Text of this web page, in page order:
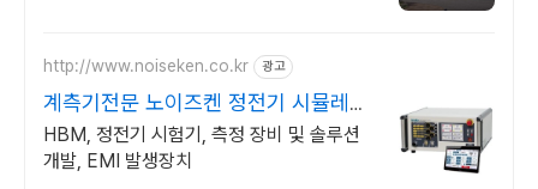
http://www.noiseken.co.kr 광고
계측기전문 노이즈켄 정전기 시뮬레이
션 전문
HBM, 정전기 시험기, 측정 장비 및 솔루션
개발, EMI 발생장치